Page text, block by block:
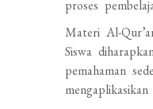
proses
Materi Al-
Siswa
pemahaman